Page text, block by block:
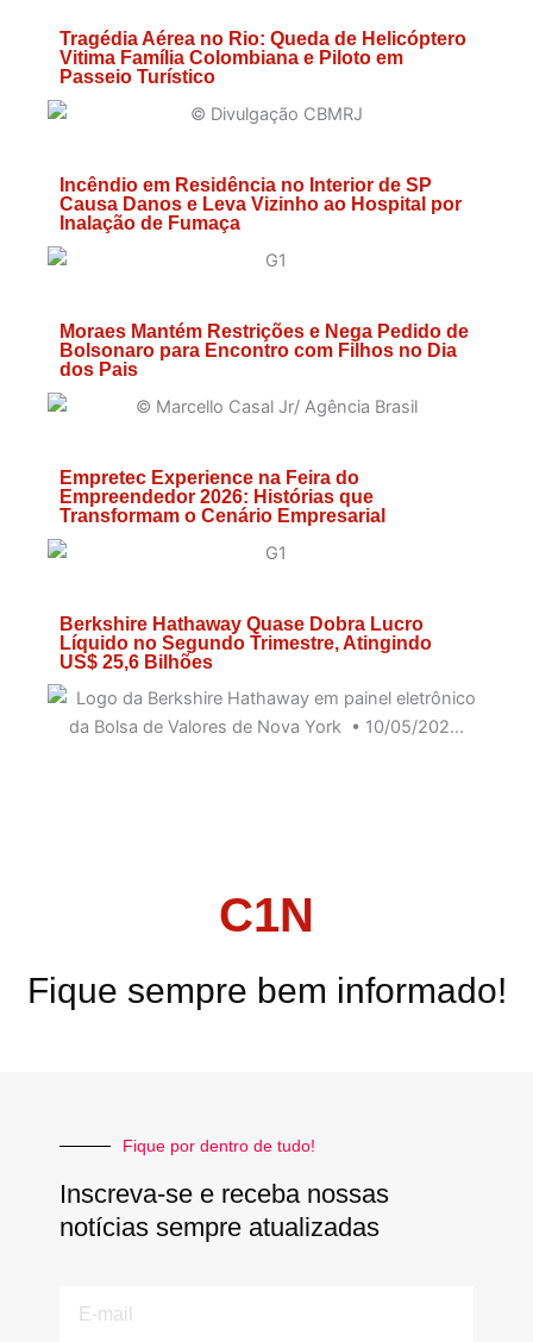
Tragédia Aérea no Rio: Queda de Helicóptero
Vitima Família Colombiana e Piloto em
Passeio Turístico
Incêndio em Residência no Interior de SP
Causa Danos e Leva Vizinho ao Hospital por
Inalação de Fumaça
Moraes Mantém Restrições e Nega Pedido de
Bolsonaro para Encontro com Filhos no Dia
dos Pais
Empretec Experience na Feira do
Empreendedor 2026: Histórias que
Transformam o Cenário Empresarial
Berkshire Hathaway Quase Dobra Lucro
Líquido no Segundo Trimestre, Atingindo
US$ 25,6 Bilhões
C1N
Fique sempre bem informado!
Fique por dentro de tudo!
Inscreva-se e receba nossas
notícias sempre atualizadas